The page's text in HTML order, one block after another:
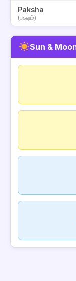
Paksha
(பக்ஷம்)
Sun &